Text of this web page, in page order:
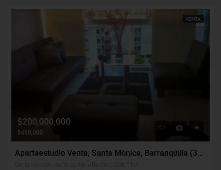
VENTA
$200,000,000
$450,000
Apartaestudio Venta, Santa Mónica, Barranquilla (31504)